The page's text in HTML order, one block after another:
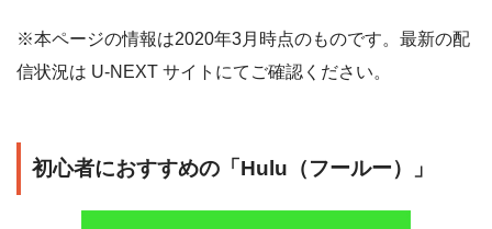
※本ページの情報は2020年3月時点のものです。最新の配
信状況は U-NEXT サイトにてご確認ください。
初心者におすすめの「Hulu（フールー）」